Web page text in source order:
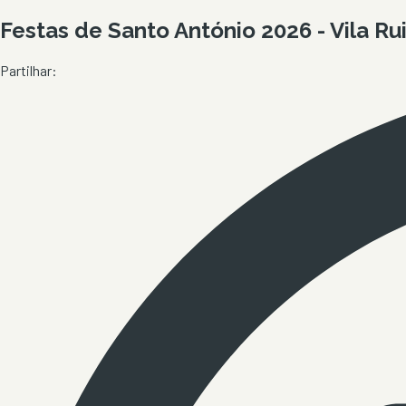
Festas de Santo António 2026 - Vila
Partilhar: